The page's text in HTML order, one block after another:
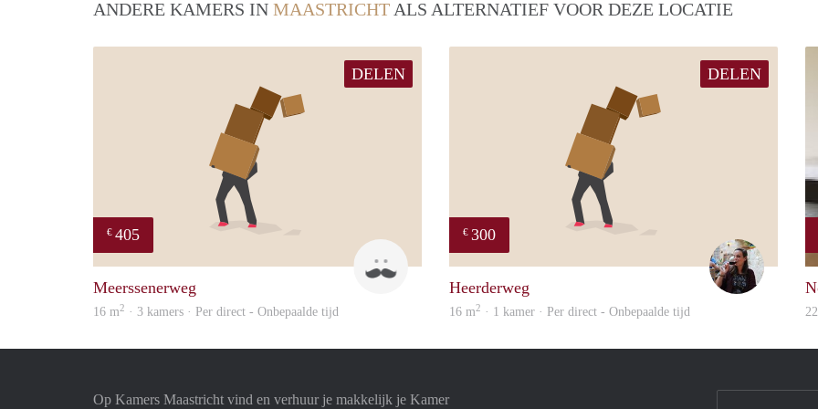
ANDERE KAMERS IN MAASTRICHT ALS ALTERNATIEF VOOR DEZE LOCATIE
DELEN
€ 405
Meerssenerweg
16 m2 · 3 kamers · Per direct - Onbepaalde tijd
DELEN
€ 300
Heerderweg
16 m2 · 1 kamer · Per direct - Onbepaalde tijd
Op Kamers Maastricht vind en verhuur je makkelijk je Kamer